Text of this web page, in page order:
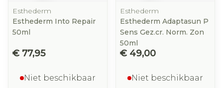
Esthederm
Esthederm Into Repair
50ml
€ 77,95
Niet beschikbaar
Esthederm
Esthederm Adaptasun P
Sens Gez.cr. Norm. Zon
50ml
€ 49,00
Niet beschikbaar